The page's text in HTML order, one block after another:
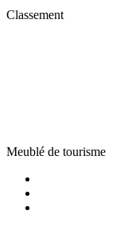
Classement
Meublé de tourisme